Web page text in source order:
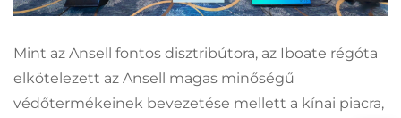
Mint az Ansell fontos disztribútora, az Iboate régóta
elkötelezett az Ansell magas minőségű
védőtermékeinek bevezetése mellett a kínai piacra,